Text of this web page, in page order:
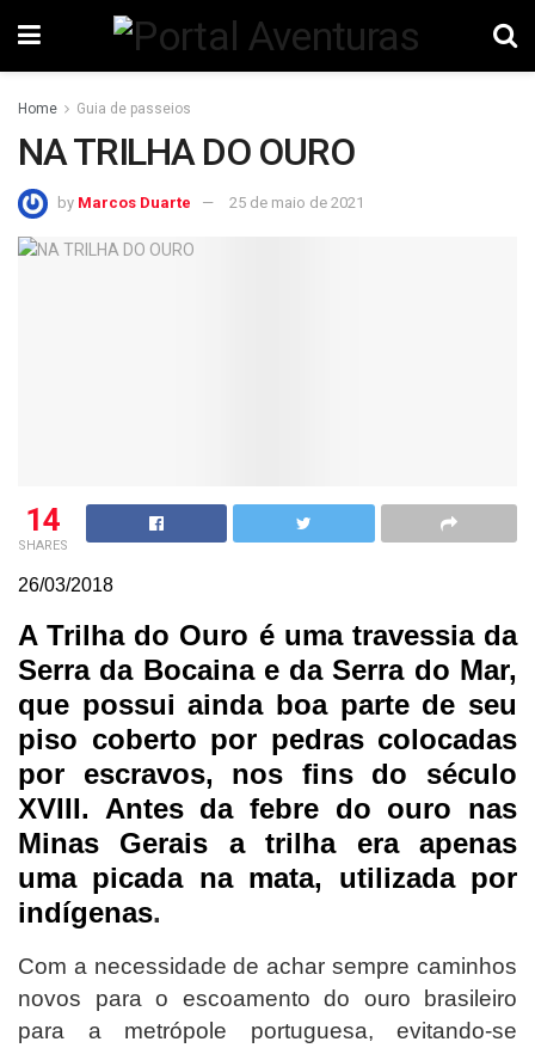
Home Guia de passeios
NA TRILHA DO OURO
by Marcos Duarte 25 de maio de 2021
14
SHARES
26/03/2018
A Trilha do Ouro é uma travessia da
Serra da Bocaina e da Serra do Mar,
que possui ainda boa parte de seu
piso coberto por pedras colocadas
por escravos, nos fins do século
XVIII. Antes da febre do ouro nas
Minas Gerais a trilha era apenas
uma picada na mata, utilizada por
indígenas.
Com a necessidade de achar sempre caminhos
novos para o escoamento do ouro brasileiro
para a metrópole portuguesa, evitando-se